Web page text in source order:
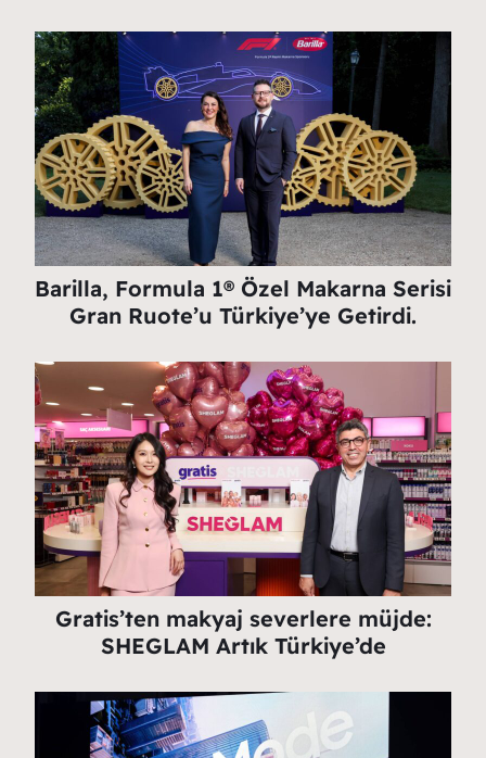
Barilla, Formula 1® Özel Makarna Serisi
Gran Ruote’u Türkiye’ye Getirdi.
Gratis’ten makyaj severlere müjde:
SHEGLAM Artık Türkiye’de